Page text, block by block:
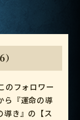
のフォロワー
ら『運命の導
導き』の【ス